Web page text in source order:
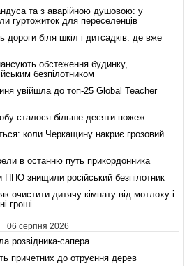
та з аварійною душовою: у
гуртожиток для переселенців
дороги біля шкіл і дитсадків: де вже
обстеження будинку,
безпілотником
увійшла до топ-25 Global Teacher
сталося більше десяти пожеж
коли Черкащину накриє грозовий
в останню путь прикордонника
знищили російський безпілотник
очистити дитячу кімнату від мотлоху і
гроші
06 серпня 2026
розвідника-сапера
причетних до отруєння дерев